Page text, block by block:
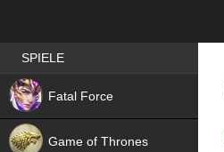
Best RPG games in Germany
SPIELE
Fatal Force
Game of Thrones